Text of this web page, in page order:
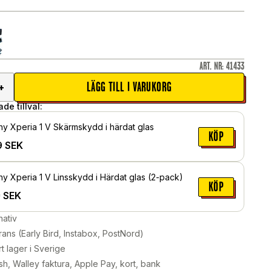
ART. NR: 41433
LÄGG TILL I VARUKORG
tillval:
Xperia 1 V Skärmskydd i härdat glas
SEK
KÖP
Xperia 1 V Linsskydd i Härdat glas (2-pack)
SEK
KÖP
(Early Bird, Instabox, PostNord)
lager i Sverige
Walley faktura, Apple Pay, kort, bank